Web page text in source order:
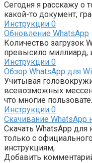
Сегодня я расскажу о
какой-то документ,
Инструкции 0
Обновление WhatsApp
Количество загрузок
превысило миллиард,
Инструкции 0
Обзор WhatsApp для
Учитывая
всевозможных
что многие
Инструкции 0
Скачивание WhatsApp
Скачать WhatsApp
только с
инструкциям,
Добавить